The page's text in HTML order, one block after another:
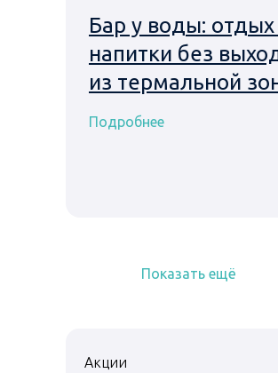
Бар у воды: отдых
напитки без
из термальной
Подробнее
Показать ещё
Акции